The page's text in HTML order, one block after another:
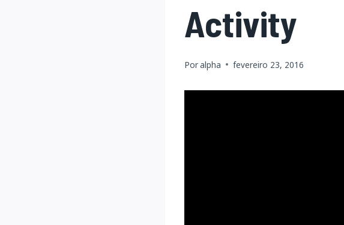
Activity
Poralpha fevereiro 23, 2016